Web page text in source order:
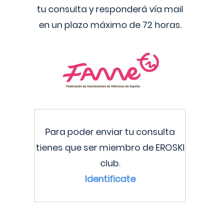
tu consulta y responderá vía mail
en un plazo máximo de 72 horas.
Para poder enviar tu consulta
tienes que ser miembro de EROSKI
club.
Identificate